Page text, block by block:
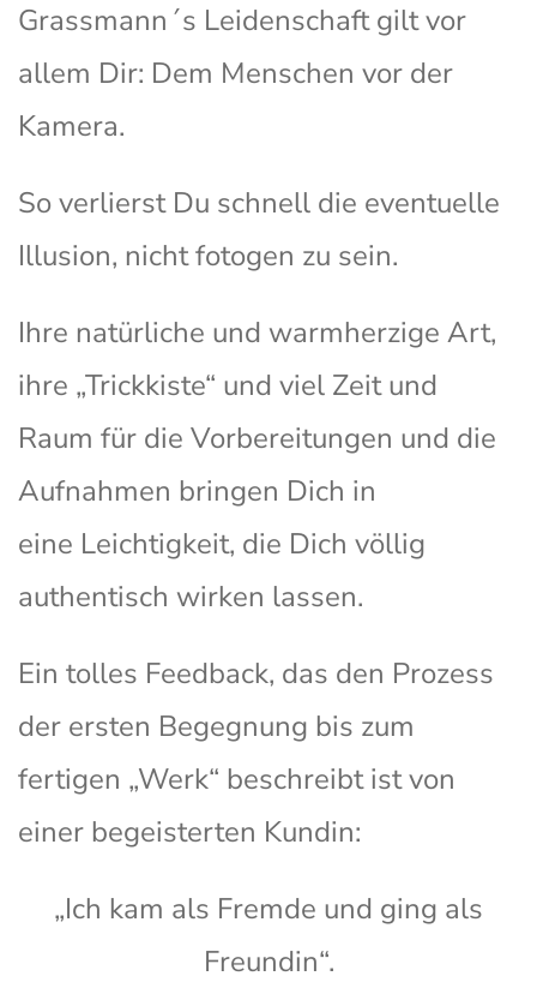
Grassmann´s Leidenschaft gilt vor
allem Dir: Dem Menschen vor der
Kamera.
So verlierst Du schnell die eventuelle
Illusion, nicht fotogen zu sein.
Ihre natürliche und warmherzige Art,
ihre „Trickkiste“ und viel Zeit und
Raum für die Vorbereitungen und die
Aufnahmen bringen Dich in
eine Leichtigkeit, die Dich völlig
authentisch wirken lassen.
Ein tolles Feedback, das den Prozess
der ersten Begegnung bis zum
fertigen „Werk“ beschreibt ist von
einer begeisterten Kundin:
„Ich kam als Fremde und ging als
Freundin“.